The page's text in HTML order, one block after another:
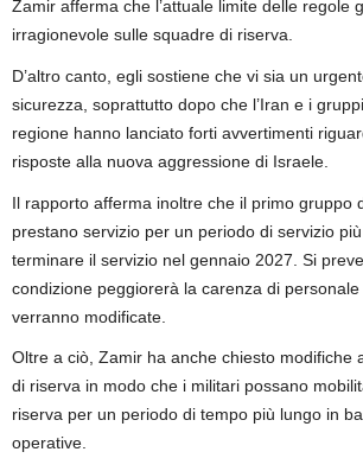
Zamir afferma che l’attuale limite delle regole
irragionevole sulle squadre di riserva.
D’altro canto, egli sostiene che vi sia un
sicurezza, soprattutto dopo che l’Iran e i
regione hanno lanciato forti avvertimenti
risposte alla nuova aggressione di Israele.
Il rapporto afferma inoltre che il primo gruppo
prestano servizio per un periodo di servizio
terminare il servizio nel gennaio 2027. Si
condizione peggiorerà la carenza di
verranno modificate.
Oltre a ciò, Zamir ha anche chiesto modifiche
di riserva in modo che i militari possano
riserva per un periodo di tempo più lungo in
operative.